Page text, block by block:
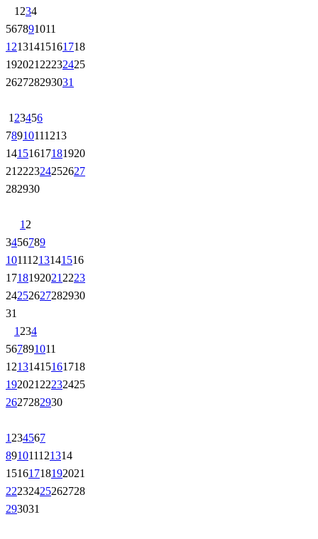
1 234
567891011
12131415161718
192021 22232425
262728293031
1 23456
78910111213
14151617181920
21 222324252627
282930
1 2
3456789
10111213141516
1718192021 2223
24252627282930
31
1 234
567891011
12131415161718
192021 22232425
2627282930
1 234567
891011121314
15161718192021
22232425262728
293031